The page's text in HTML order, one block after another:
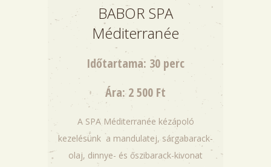
BABOR SPA
Méditerranée
Időtartama: 30 perc
Ára: 2 500 Ft
A SPA Méditerranée kézápoló
kezelésünk a mandulatej, sárgabarack-
olaj, dinnye- és őszibarack-kivonat